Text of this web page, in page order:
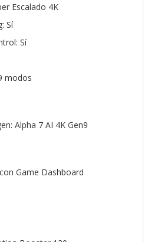
Escalado 4K
Sí
Sí
modos
Alpha 7 AI 4K Gen9
Game Dashboard